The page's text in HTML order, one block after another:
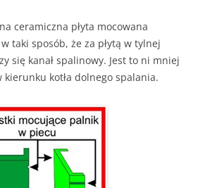
ceramiczna płyta mocowana
taki sposób, że za płytą w tylnej
się kanał spalinowy. Jest to ni mniej
kotła dolnego spalania.